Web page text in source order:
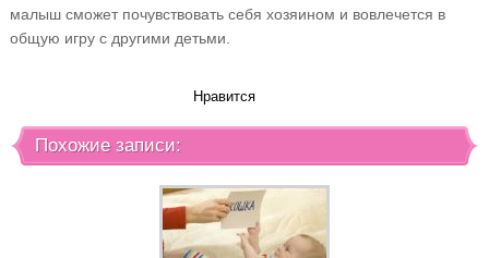
малыш сможет почувствовать себя хозяином и вовлечется в
общую игру с другими детьми.
Нравится
Похожие записи: